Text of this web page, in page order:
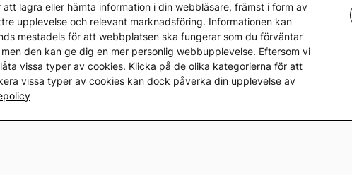
lagra eller hämta information i din webbläsare, främst i form av
upplevelse och relevant marknadsföring. Informationen kan
mestadels för att webbplatsen ska fungerar som du förväntar
den kan ge dig en mer personlig webbupplevelse. Eftersom vi
vissa typer av cookies. Klicka på de olika kategorierna för att
vissa typer av cookies kan dock påverka din upplevelse av